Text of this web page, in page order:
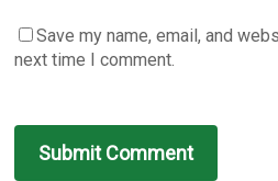
Save my name, email, and
next time I comment.